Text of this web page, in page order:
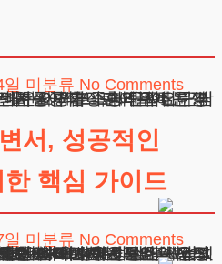
미분류 No Comments
서, 성공적인
핵심 가이드
미분류 No Comments
법인 테헤란
86-01340
: 이수학
주소 : 서울시 강남구 테헤란로 420, KT선릉타워West 9층
호사 : 이수학